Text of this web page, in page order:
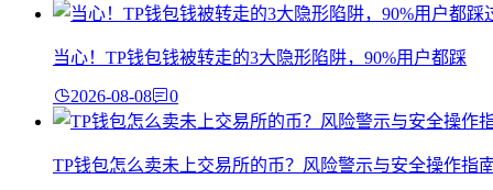
当心！TP钱包钱被转走的3大隐形陷阱，90%用户都踩
2026-08-08 0
TP钱包怎么卖未上交易所的币？风险警示与安全操作指